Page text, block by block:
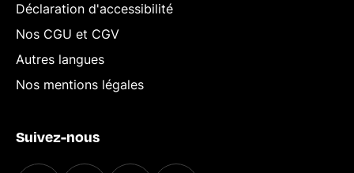
Déclaration d'accessibilité
Nos CGU et CGV
Autres langues
Nos mentions légales
Suivez-nous